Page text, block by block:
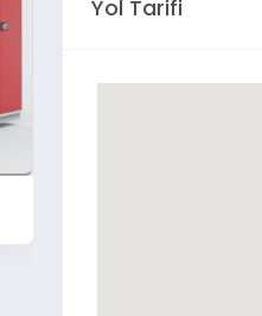
Yol Tarifi